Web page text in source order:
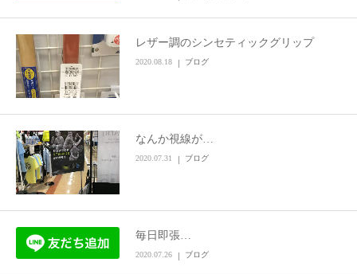
レザー調のシンセティックグリップ
2020.08.18 ブログ
なんか視線が…
2020.07.31 ブログ
毎日即張…
2020.07.26 ブログ